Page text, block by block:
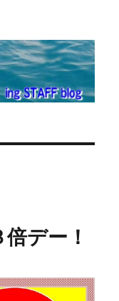
デー！